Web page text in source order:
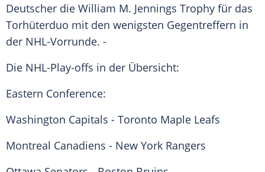
Deutscher die William M. Jennings Trophy für das
Torhüterduo mit den wenigsten Gegentreffern in
der NHL-Vorrunde. -
Die NHL-Play-offs in der Übersicht:
Eastern Conference:
Washington Capitals - Toronto Maple Leafs
Montreal Canadiens - New York Rangers